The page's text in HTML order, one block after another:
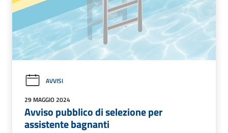
AVVISI
29 MAGGIO 2024
Avviso pubblico di selezione per
assistente bagnanti